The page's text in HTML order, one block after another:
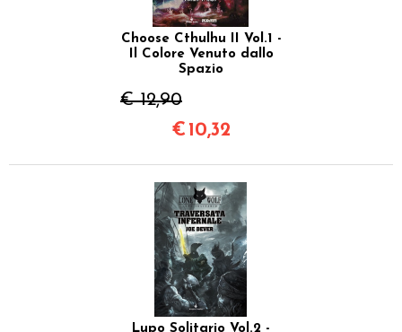
Choose Cthulhu II Vol.1 -
Il Colore Venuto dallo
Spazio
€ 12,90
€ 10,32
Lupo Solitario Vol.2 -